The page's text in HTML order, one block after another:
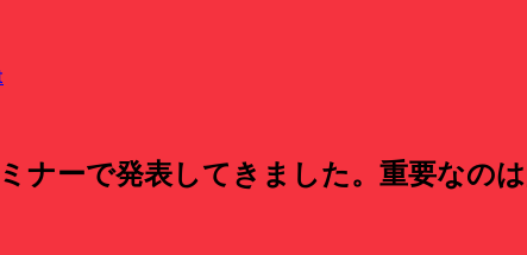
ナーで発表してきました。 重要なのは